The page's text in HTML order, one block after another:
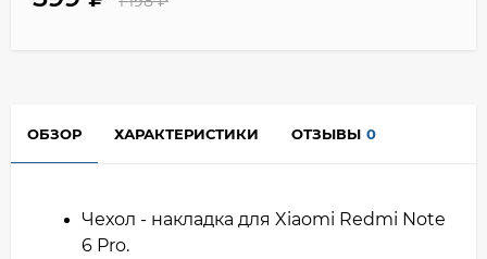
ОБЗОР ХАРАКТЕРИСТИКИ ОТЗЫВЫ 0
Чехол - накладка для Xiaomi Redmi Note
6 Pro.